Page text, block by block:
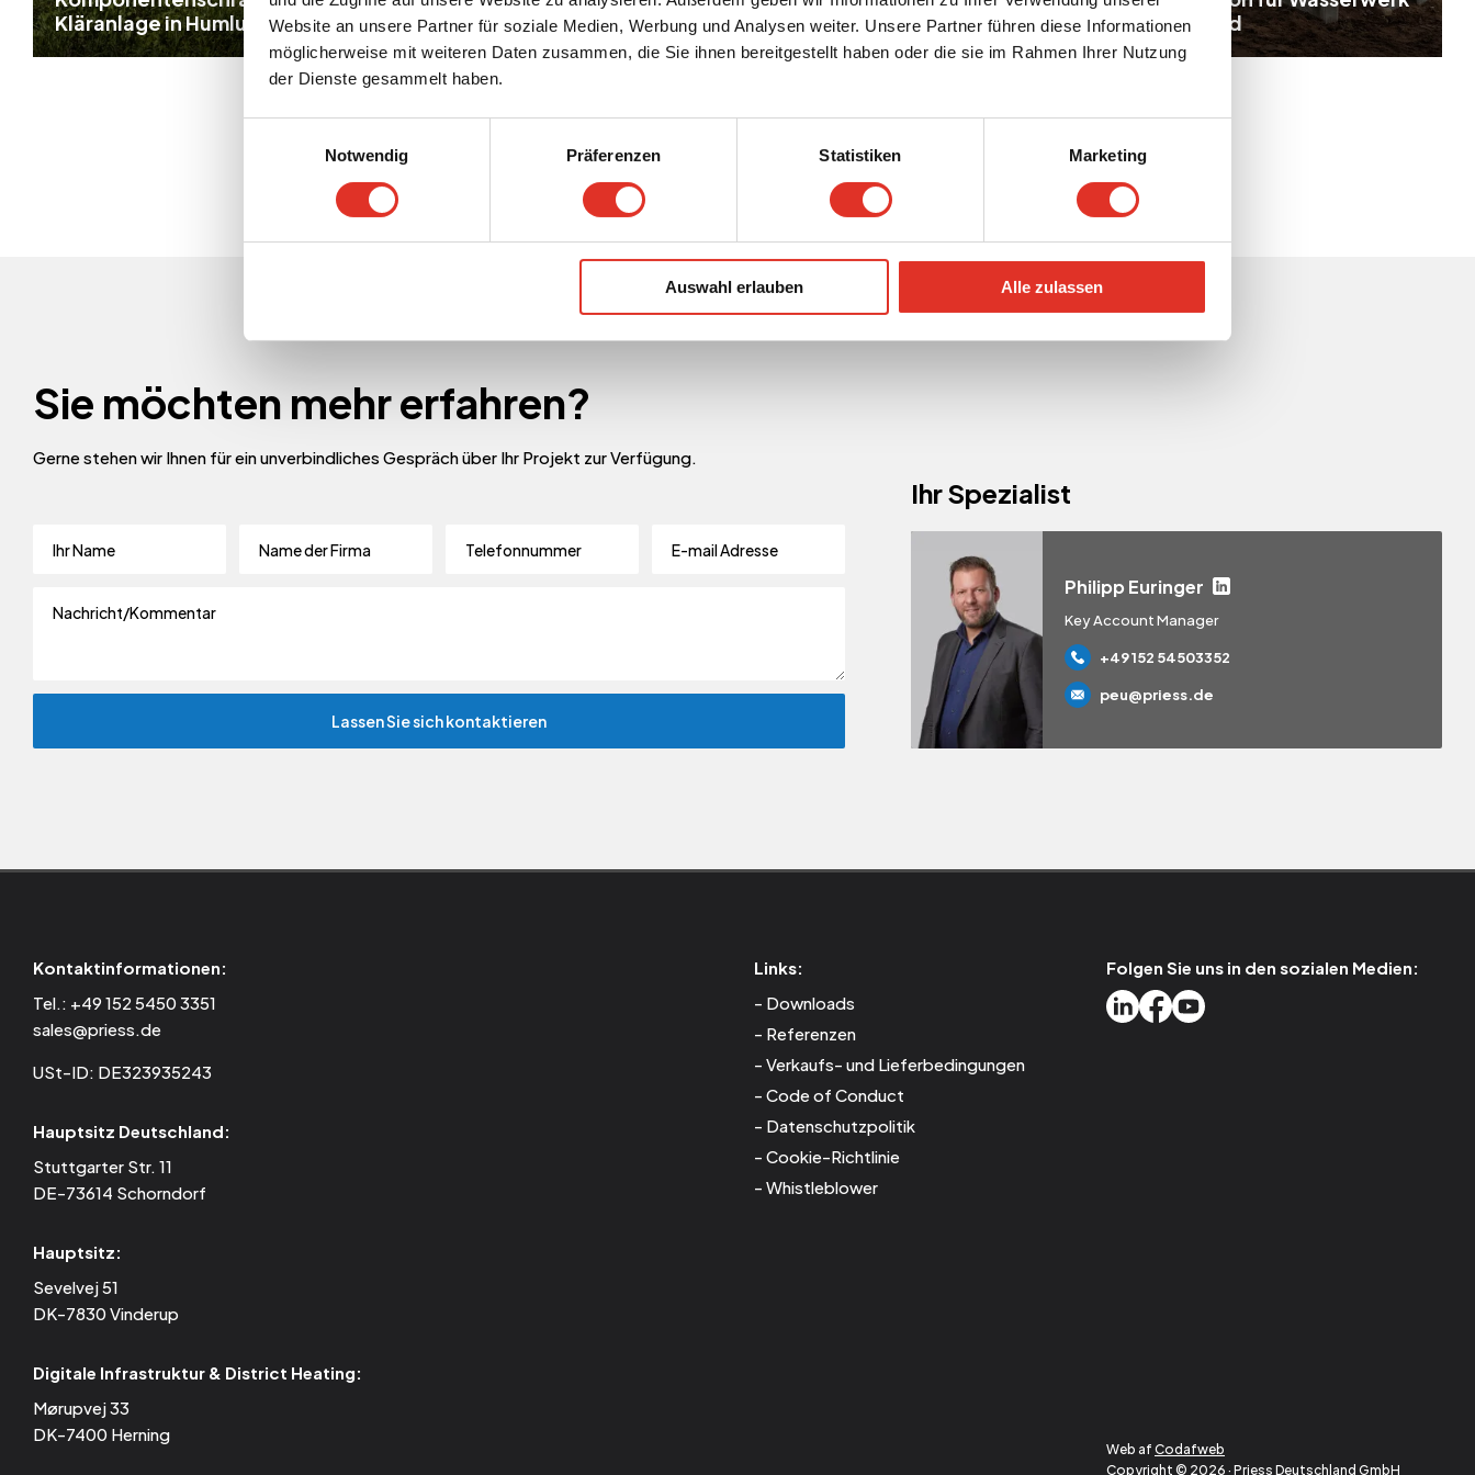
Website an unsere Partner für soziale Medien, Werbung und Analysen weiter. Unsere Partner führen diese Informationen
möglicherweise mit weiteren Daten zusammen, die Sie ihnen bereitgestellt haben oder die sie im Rahmen Ihrer Nutzung
der Dienste gesammelt haben.
Notwendig
Präferenzen Statistiken Marketing
Auswahl erlauben Alle zulassen
Kläranlage in Humlum, DK
Umgebung
Kapazität ersetzt
in Grönland
1 2
Sie möchten mehr erfahren?
Gerne stehen wir Ihnen für ein unverbindliches Gespräch über Ihr Projekt zur Verfügung.
Ihr Spezialist
Philipp Euringer
Key Account Manager
+49 152 54503352
peu@priess.de
Kontaktinformationen:
Tel.: +49 152 5450 3351
sales@priess.de
USt-ID: DE323935243
Hauptsitz Deutschland:
Stuttgarter Str. 11
DE-73614 Schorndorf
Hauptsitz:
Sevelvej 51
DK-7830 Vinderup
Digitale Infrastruktur & District Heating:
Mørupvej 33
DK-7400 Herning
Links:
Downloads
Referenzen
Verkaufs- und Lieferbedingungen
Code of Conduct
Datenschutzpolitik
Cookie-Richtlinie
Whistleblower
Folgen Sie uns in den sozialen Medien:
Web af Codafweb
Copyright © 2026 · Priess Deutschland GmbH